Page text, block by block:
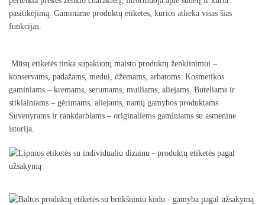
pasitikėjimą. Gaminame produktų etiketes, kurios atlieka visas šias
funkcijas.
Mūsų etiketės tinka supakuotų maisto produktų ženklinimui –
konservams, padažams, medui, džemams, arbatoms. Kosmetikos
gaminiams – kremams, serumams, muiliams, aliejams. Buteliams ir
stiklainiams – gėrimams, aliejams, namų gamybos produktams.
Suvenyrams ir rankdarbiams – originaliems gaminiams su asmenine
istorija.